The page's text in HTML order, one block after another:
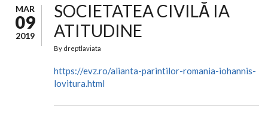
MAR
09
2019
SOCIETATEA CIVILĂ IA
ATITUDINE
By dreptlaviata
https://evz.ro/alianta-parintilor-romania-iohannis-
lovitura.html